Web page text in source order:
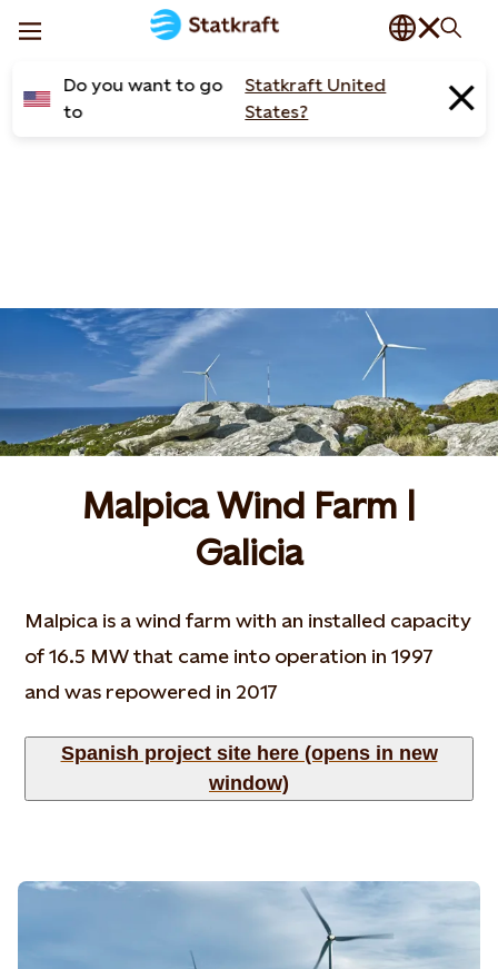
Do you want to go
to
Statkraft United
States?
Malpica Wind Farm |
Galicia
Malpica is a wind farm with an installed capacity
of 16.5 MW that came into operation in 1997
and was repowered in 2017
Spanish project site here (opens in new
window)